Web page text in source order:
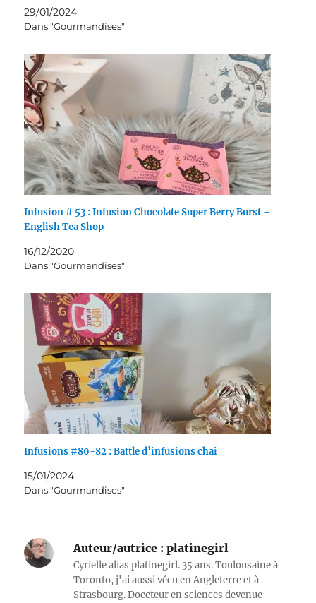
29/01/2024
Dans "Gourmandises"
Infusion # 53 : Infusion Chocolate Super Berry Burst –
English Tea Shop
16/12/2020
Dans "Gourmandises"
Infusions #80-82 : Battle d’infusions chai
15/01/2024
Dans "Gourmandises"
Auteur/autrice : platinegirl
Cyrielle alias platinegirl. 35 ans. Toulousaine à
Toronto, j'ai aussi vécu en Angleterre et à
Strasbourg. Doccteur en sciences devenue